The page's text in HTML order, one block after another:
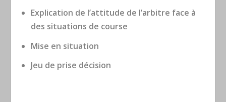
Explication de l’attitude de l’arbitre face à
des situations de course
Mise en situation
Jeu de prise décision